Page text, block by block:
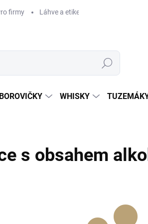
firmy Láhve a etikety na míru
Hledat
WHISKY
s obsahem